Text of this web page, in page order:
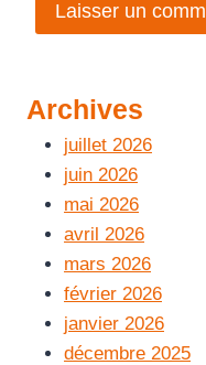
Archives
juillet 2026
juin 2026
mai 2026
avril 2026
mars 2026
février 2026
janvier 2026
décembre 2025